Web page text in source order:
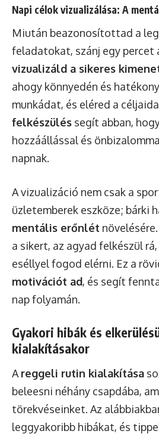
Napi célok vizualizálása: A
Miután beazonosítottad a
feladatokat, szánj egy percet
vizualizáld a sikeres
ahogy könnyedén és
munkádat, és eléred a
felkészülés segít abban,
hozzáállással és
napnak.
A vizualizáció nem csak a
üzletemberek eszköze; bárki
mentális erőnlét
a sikert, az agyad felkészül
eséllyel fogod elérni. Ez a
motivációt ad, és segít
nap folyamán.
Gyakori hibák és
kialakításakor
A reggeli rutin kialakítása
beleesni néhány csapdába,
törekvéseinket. Az
leggyakoribb hibákat, és